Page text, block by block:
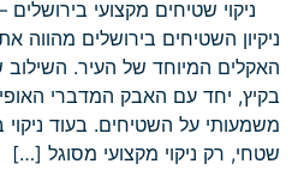
ניקוי שטיחים מקצועי
ניקיון השטיחים בירושלים מהווה
האקלים המיוחד של העיר. השילוב
בקיץ, יחד עם האבק המדברי
משמעותי על השטיחים. בעוד ניקוי
שטחי, רק ניקוי מקצועי מסוגל […]